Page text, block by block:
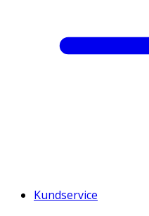
Kundservice